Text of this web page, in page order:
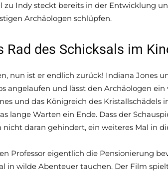
zu Indy steckt bereits in der Entwicklung
Archäologen schlüpfen.
Rad des Schicksals im
nun ist er endlich zurück! Indiana Jones
angelaufen und lässt den Archäologen
und das Königreich des Kristallschädels
lange Warten ein Ende. Dass der
daran gehindert, ein weiteres Mal in
Professor eigentlich die Pensionierung
in wilde Abenteuer tauchen. Der Film